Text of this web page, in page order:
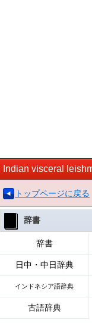
Indian visceral
トップページに戻る
辞書
辞書
日中・中日辞典
インドネシア語辞典
古語辞典